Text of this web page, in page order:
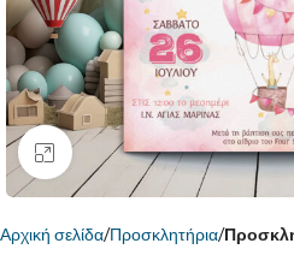
Κάντε κλικ για μεγέθυνση
Αρχική σελίδα Προσκλητήρια